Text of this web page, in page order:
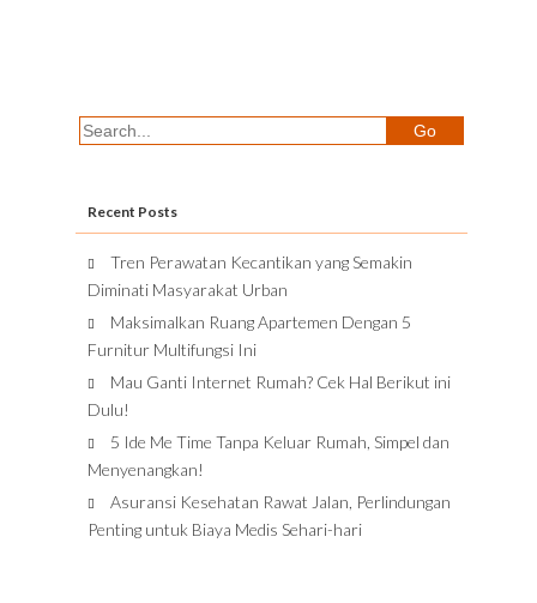
Recent Posts
Tren Perawatan Kecantikan yang Semakin
Diminati Masyarakat Urban
Maksimalkan Ruang Apartemen Dengan 5
Furnitur Multifungsi Ini
Mau Ganti Internet Rumah? Cek Hal Berikut ini
Dulu!
5 Ide Me Time Tanpa Keluar Rumah, Simpel dan
Menyenangkan!
Asuransi Kesehatan Rawat Jalan, Perlindungan
Penting untuk Biaya Medis Sehari-hari